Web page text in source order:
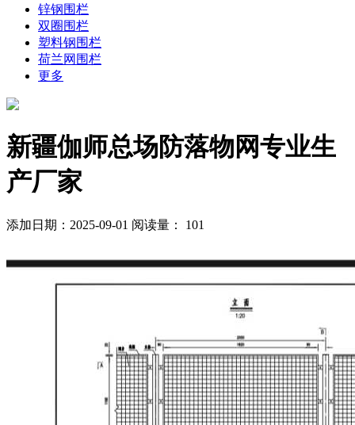
锌钢围栏
双圈围栏
塑料钢围栏
荷兰网围栏
更多
新疆伽师总场防落物网专业生
产厂家
添加日期：2025-09-01 阅读量： 101